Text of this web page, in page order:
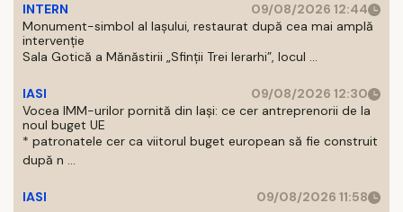
INTERN
09/08/2026 12:44
Monument-simbol al Iaşului, restaurat după cea mai amplă
intervenţie
Sala Gotică a Mănăstirii „Sfinţii Trei Ierarhi”, locul ...
IASI
09/08/2026 12:30
Vocea IMM-urilor pornită din Iași: ce cer antreprenorii de la
noul buget UE
* patronatele cer ca viitorul buget european să fie construit
după n ...
IASI 09/08/2026 11:58